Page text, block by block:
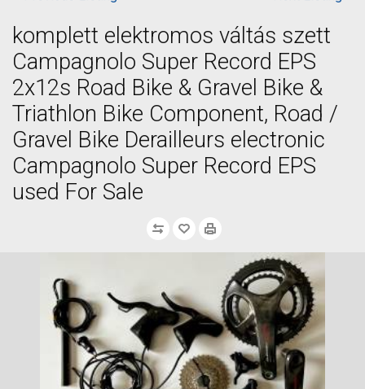
komplett elektromos váltás szett
Campagnolo Super Record EPS
2x12s Road Bike & Gravel Bike &
Triathlon Bike Component, Road /
Gravel Bike Derailleurs electronic
Campagnolo Super Record EPS
used For Sale